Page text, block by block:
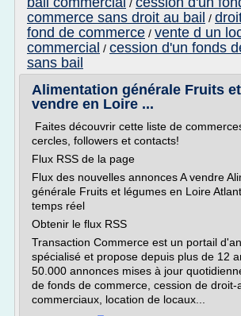
/
commerce sans droit au bail /
fond de commerce / vente d un
commercial / cession d'un fonds
sans bail
Alimentation générale Fruits
vendre en Loire ...
Faites découvrir cette liste de
cercles, followers et contacts!
Flux RSS de la page
Flux des nouvelles annonces A vendre
générale Fruits et légumes en Loire
temps réel
Obtenir le flux RSS
Transaction Commerce est un portail
spécialisé et propose depuis plus de 12
50.000 annonces mises à jour
de fonds de commerce, cession de droit-
commerciaux, location de locaux...